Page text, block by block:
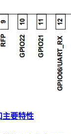
主要特性